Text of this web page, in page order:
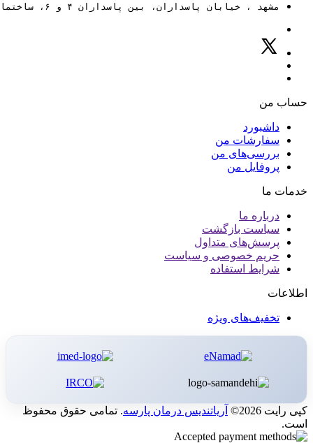
مشهد ، خیابان پاسداران، بین پاسداران ۴ و ۶، ساختمان ۸۸
حساب من
داشبورد
سفارشات من
بررسی‌های من
پروفایل من
خدمات ما
درباره ما
سیاست بازگشت
پرسش‌های متداول
حریم خصوصی و سیاست
شرایط استفاده
اطلاعات
تخفیف‌های ویژه
کپی رایت 2026© آریاتندیس درمان پارسه. تمامی حقوق محفوظ
است.